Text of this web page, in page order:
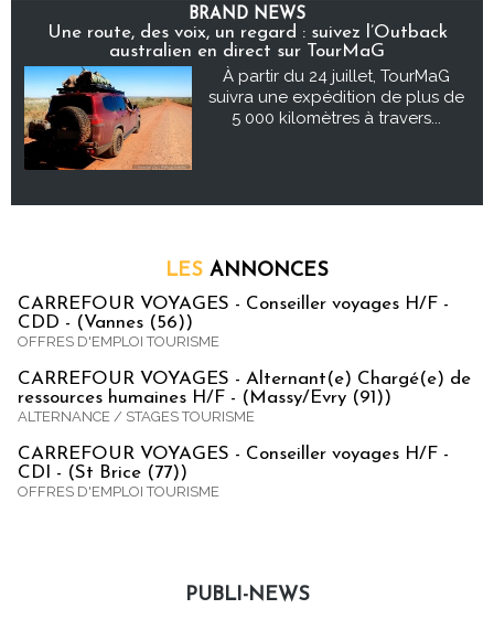
BRAND NEWS
Une route, des voix, un regard : suivez l’Outback
australien en direct sur TourMaG
À partir du 24 juillet, TourMaG
suivra une expédition de plus de
5 000 kilomètres à travers...
LES ANNONCES
CARREFOUR VOYAGES - Conseiller voyages H/F -
CDD - (Vannes (56))
OFFRES D'EMPLOI TOURISME
CARREFOUR VOYAGES - Alternant(e) Chargé(e) de
ressources humaines H/F - (Massy/Evry (91))
ALTERNANCE / STAGES TOURISME
CARREFOUR VOYAGES - Conseiller voyages H/F -
CDI - (St Brice (77))
OFFRES D'EMPLOI TOURISME
PUBLI-NEWS